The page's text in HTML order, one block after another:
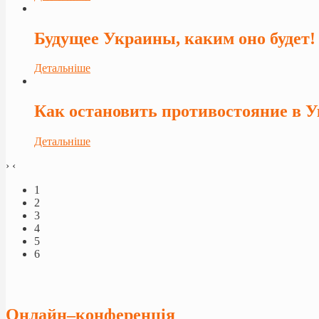
Будущее Украины, каким оно будет!
Детальніше
Как остановить противостояние в
Детальніше
› ‹
1
2
3
4
5
6
Онлайн–конференція